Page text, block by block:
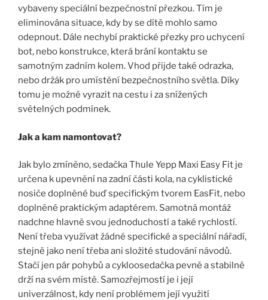
vybaveny speciální bezpečnostní přezkou. Tím je
eliminována situace, kdy by se dítě mohlo samo
odepnout. Dále nechybí praktické přezky pro uchycení
bot, nebo konstrukce, která brání kontaktu se
samotným zadním kolem. Vhod přijde také odrazka,
nebo držák pro umístění bezpečnostního světla. Díky
tomu je možné vyrazit na cestu i za snížených
světelných podmínek.
Jak a kam namontovat?
Jak bylo zmíněno, sedačka Thule Yepp Maxi Easy Fit je
určena k upevnění na zadní části kola, na cyklistické
nosiče doplněné buď specifickým tvorem EasFit, nebo
doplněné praktickým adaptérem. Samotná montáž
nadchne hlavně svou jednoduchostí a také rychlostí.
Není třeba využívat žádné specifické a speciální nářadí,
stejně jako není třeba ani složité studování návodů.
Stačí jen pár pohybů a cykloosedačka pevně a stabilně
drží na svém místě. Samozřejmostí je i její
univerzálnost, kdy není problémem její využití